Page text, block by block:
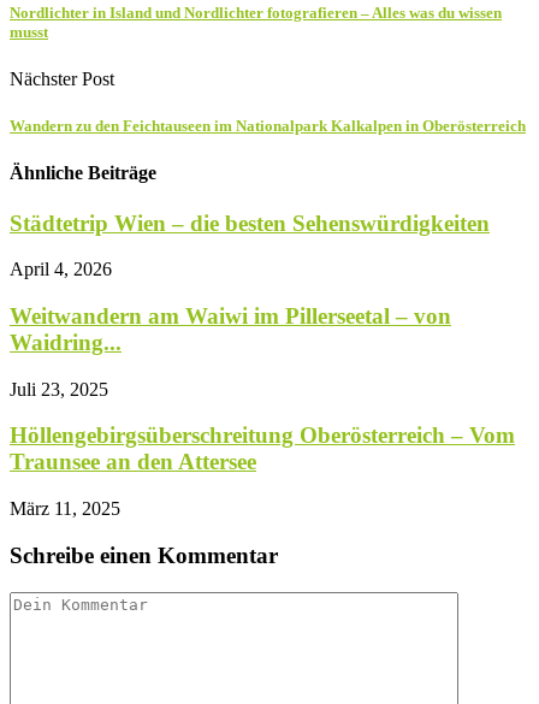
Nordlichter in Island und Nordlichter fotografieren – Alles was du wissen
musst
Nächster Post
Wandern zu den Feichtauseen im Nationalpark Kalkalpen in Oberösterreich
Ähnliche Beiträge
Städtetrip Wien – die besten Sehenswürdigkeiten
April 4, 2026
Weitwandern am Waiwi im Pillerseetal – von
Waidring...
Juli 23, 2025
Höllengebirgsüberschreitung Oberösterreich – Vom
Traunsee an den Attersee
März 11, 2025
Schreibe einen Kommentar